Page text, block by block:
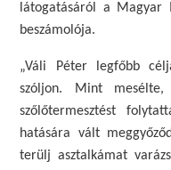
látogatásáról a Magyar
beszámolója.
„Váli Péter legfőbb
szóljon. Mint mesélte,
szőlőtermesztést
hatására vált
terülj asztalkámat